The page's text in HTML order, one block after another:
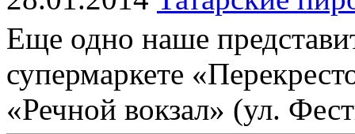
Еще одно наше
супермаркете
«Речной вокзал» (ул.